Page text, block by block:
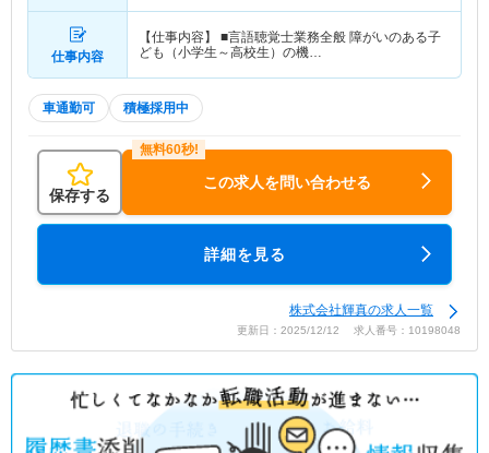
仕事内容
【仕事内容】 ■言語聴覚士業務全般 障がいのある子
ども（小学生～高校生）の機…
車通勤可 積極採用中
保存する
この求人を問い合わせる
詳細を見る
株式会社輝真の求人一覧
更新日：2025/12/12 求人番号：10198048